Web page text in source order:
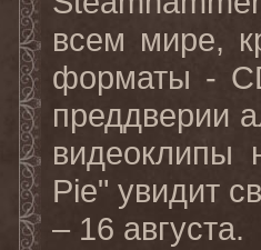
всем мире,
форматы -
преддверии
видеоклипы
Pie" увидит
– 16 августа.